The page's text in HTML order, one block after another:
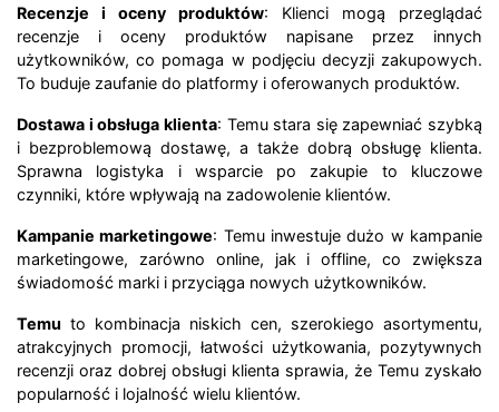
Recenzje i oceny produktów: Klienci mogą przeglądać
recenzje i oceny produktów napisane przez innych
użytkowników, co pomaga w podjęciu decyzji zakupowych.
To buduje zaufanie do platformy i oferowanych produktów.
Dostawa i obsługa klienta: Temu stara się zapewniać szybką
i bezproblemową dostawę, a także dobrą obsługę klienta.
Sprawna logistyka i wsparcie po zakupie to kluczowe
czynniki, które wpływają na zadowolenie klientów.
Kampanie marketingowe: Temu inwestuje dużo w kampanie
marketingowe, zarówno online, jak i offline, co zwiększa
świadomość marki i przyciąga nowych użytkowników.
Temu to kombinacja niskich cen, szerokiego asortymentu,
atrakcyjnych promocji, łatwości użytkowania, pozytywnych
recenzji oraz dobrej obsługi klienta sprawia, że Temu zyskało
popularność i lojalność wielu klientów.